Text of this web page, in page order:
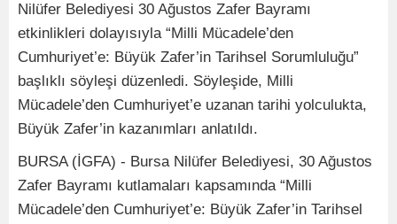
Nilüfer Belediyesi 30 Ağustos Zafer Bayramı
etkinlikleri dolayısıyla “Milli Mücadele’den
Cumhuriyet’e: Büyük Zafer’in Tarihsel Sorumluluğu”
başlıklı söyleşi düzenledi. Söyleşide, Milli
Mücadele’den Cumhuriyet’e uzanan tarihi yolculukta,
Büyük Zafer’in kazanımları anlatıldı.
BURSA (İGFA) - Bursa Nilüfer Belediyesi, 30 Ağustos
Zafer Bayramı kutlamaları kapsamında “Milli
Mücadele’den Cumhuriyet’e: Büyük Zafer’in Tarihsel